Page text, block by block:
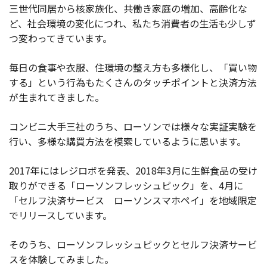
三世代同居から核家族化、共働き家庭の増加、高齢化な
ど、社会環境の変化につれ、私たち消費者の生活も少しず
つ変わってきています。
毎日の食事や衣服、住環境の整え方も多様化し、「買い物
する」という行為もたくさんのタッチポイントと決済方法
が生まれてきました。
コンビニ大手三社のうち、ローソンでは様々な実証実験を
行い、多様な購買方法を模索しているように思います。
2017年にはレジロボを発表、2018年3月に生鮮食品の受け
取りができる「ローソンフレッシュピック」を、4月に
「セルフ決済サービス ローソンスマホペイ」を地域限定
でリリースしています。
そのうち、ローソンフレッシュピックとセルフ決済サービ
スを体験してみました。